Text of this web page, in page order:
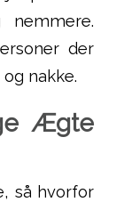
der
nakke.
Ægte
så hvorfor